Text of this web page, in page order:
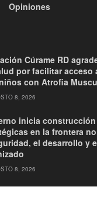
Opiniones
Cúrame RD
por facilitar acceso
con Atrofia
8, 2026
inicia
en la frontera
el desarrollo y
8, 2026